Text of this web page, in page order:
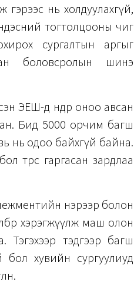
нь холдуулахгүй,
тогтолцооны чиг
сургалтын аргыг
боловсролын шинэ
ЭЕШ-д өндөр оноо авсан
Бид 5000 орчим багш
нь одоо байхгүй байна.
гаргасан зардлаа
нэрээр болон
хэрэгжүүлж маш олон
тэдгээр багш
бол хувийн сургуулиуд